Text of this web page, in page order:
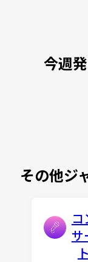
今週
その他ジ
コ
サ
ト